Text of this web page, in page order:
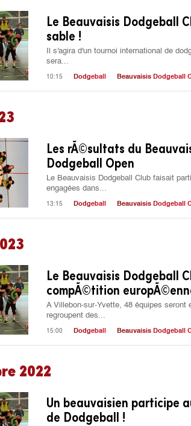
Le Beauvaisis Dodgeball
sable !
Il s'agira d'un tournoi international de
sera...
10:15 Dodgeball Beauvaisis Dodgeball
Les rÃ©sultats du
Dodgeball Open
Le Beauvaisis Dodgeball Club faisait
engagées dans...
13:15 Dodgeball Beauvaisis Dodgeball
Le Beauvaisis Dodgeball
compÃ©tition
A Villebon-sur-Yvette, 48 équipes seront
regroupent des...
15:00 Dodgeball Beauvaisis Dodgeball
2022
Un beauvaisien participe
de Dodgeball !